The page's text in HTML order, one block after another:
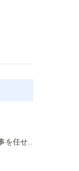
愛知県で防災工事を任せるなら経験と技術で安心を提供する老舗業者